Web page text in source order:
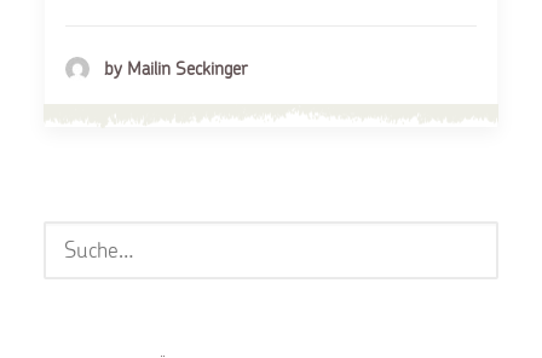
by Mailin Seckinger